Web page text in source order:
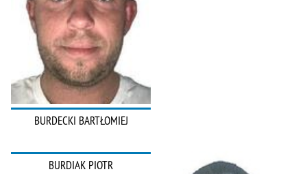
BURDECKI BARTŁOMIEJ
BURDIAK PIOTR